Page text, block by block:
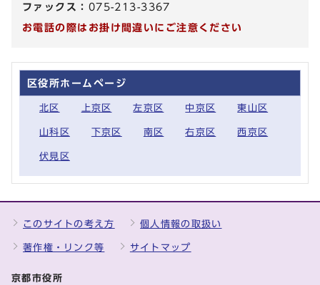
ファックス： 075-213-3367
お電話の際はお掛け間違いにご注意ください
区役所ホームページ
北区 上京区 左京区 中京区 東山区
山科区 下京区 南区 右京区 西京区
伏見区
このサイトの考え方 個人情報の取扱い
著作権・リンク等 サイトマップ
京都市役所